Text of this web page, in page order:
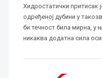
Хидростатички притисак
одређеној дубини у
би течност била мирна, у
никаква додатна сила